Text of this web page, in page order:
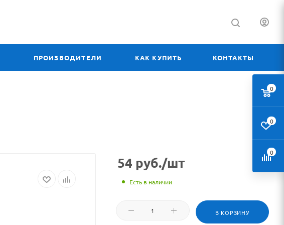
ПРОИЗВОДИТЕЛИ КАК КУПИТЬ КОНТАКТЫ
54 руб./шт
Есть в наличии
В КОРЗИНУ
0
0
0